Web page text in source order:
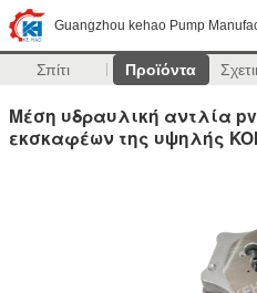
Guangzhou kehao Pump
Σπίτι Προϊόντα
Μέση υδραυλική αντλία
εκσκαφέων της υψηλής